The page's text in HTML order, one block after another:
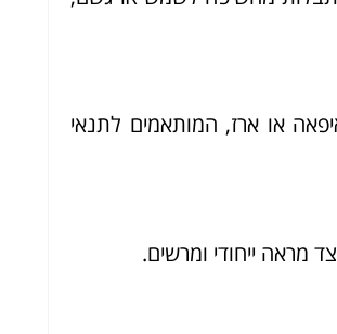
או ארז, המותאמים לתנאי
מראה ייחודי ומרשים.